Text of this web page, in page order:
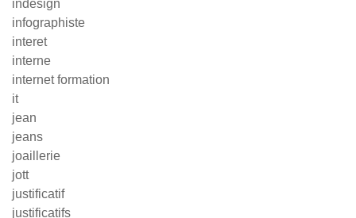
indesign
infographiste
interet
interne
internet formation
it
jean
jeans
joaillerie
jott
justificatif
justificatifs